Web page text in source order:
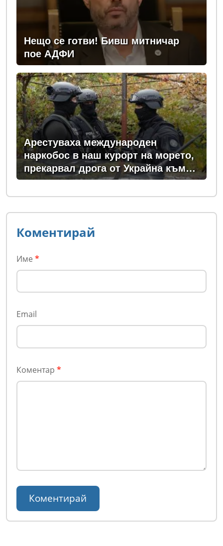
Нещо се готви! Бивш митничар
пое АДФИ
Арестуваха международен
наркобос в наш курорт на морето,
прекарвал дрога от Украйна към
ЕС
Коментирай
Име *
Email
Коментар *